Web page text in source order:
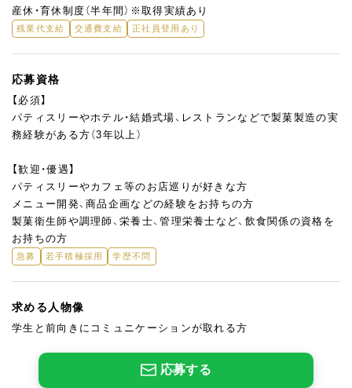
産休・育休制度（半年間）※取得実績あり
残業代支給 交通費支給 正社員登用あり
応募資格
【必須】
パティスリーやホテル・結婚式場、レストランなどで製菓製造の実
務経験がある方（3年以上）
【歓迎・優遇】
パティスリーやカフェ等のお店巡りが好きな方
メニュー開発、商品企画などの経験をお持ちの方
製菓衛生師や調理師、栄養士、管理栄養士など、飲食関係の資格を
お持ちの方
急募 若手積極採用 学歴不問
求める人物像
学生と前向きにコミュニケーションが取れる方
応募する